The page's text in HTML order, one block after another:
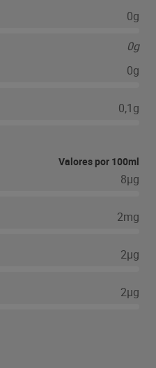
0g
0g
0g
0,1g
Valores por 100ml
8µg
2mg
2µg
2µg